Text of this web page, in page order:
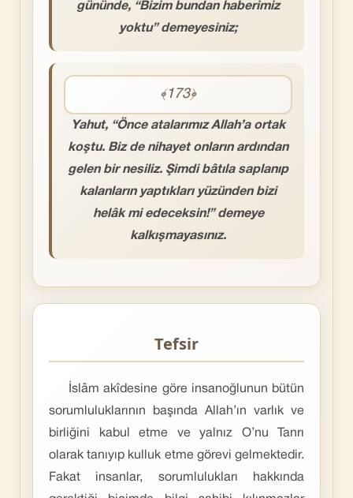
gününde, “Bizim bundan haberimiz
yoktu” demeyesiniz;
﴾173﴿
Yahut, “Önce atalarımız Allah’a ortak
koştu. Biz de nihayet onların ardından
gelen bir nesiliz. Şimdi bâtıla saplanıp
kalanların yaptıkları yüzünden bizi
helâk mi edeceksin!” demeye
kalkışmayasınız.
Tefsir
İslâm akîdesine göre insanoğlunun bütün
sorumluluklarının başında Allah’ın varlık ve
birliğini kabul etme ve yalnız O’nu Tanrı
olarak tanıyıp kulluk etme görevi gelmektedir.
Fakat insanlar, sorumlulukları hakkında